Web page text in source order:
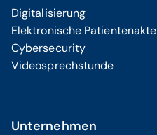
Digitalisierung
Elektronische Patientenakte
Cybersecurity
Videosprechstunde
Unternehmen